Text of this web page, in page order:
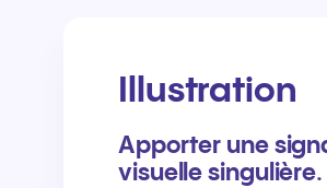
Illustration
Apporter une
visuelle singulière.